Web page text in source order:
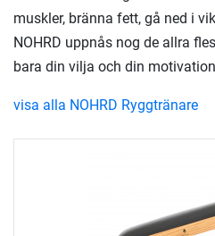
muskler, bränna fett, gå ned i
NOHRD uppnås nog de allra
bara din vilja och din
visa alla NOHRD Ryggtränare